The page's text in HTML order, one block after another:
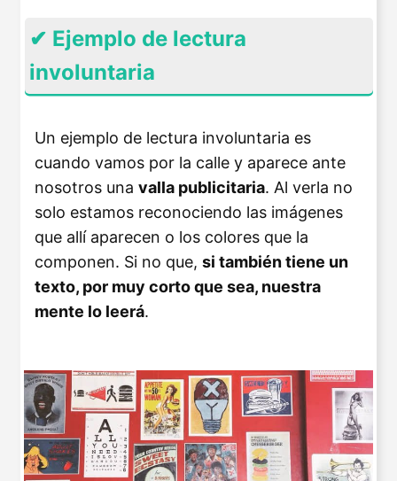
✔ Ejemplo de lectura
involuntaria
Un ejemplo de lectura involuntaria es
cuando vamos por la calle y aparece ante
nosotros una valla publicitaria. Al verla no
solo estamos reconociendo las imágenes
que allí aparecen o los colores que la
componen. Si no que, si también tiene un
texto, por muy corto que sea, nuestra
mente lo leerá.